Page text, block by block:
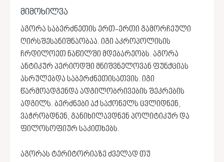
მიმოხილვა
აგორა საბერძნეთის ერთ-ერთი გამორჩეული
ღირსშესანიშნაობაა. იგი აკროპოლისის
ჩრდილოეთ ნაწილში მდებარეობს. აგორა
ანტიკურ პერიოდში მნიშვნელოვან ფუნქციას
ასრულებდა საბერძნეთისათვის. იგი
წარმოადგენდა ადგილობრივების შეკრების
ადგილს. ბერძნები აქ საქონელს ცვლიდნენ,
ვაჭრობდნენ, განიხილავდნენ პოლიტიკურ და
ფილოსოფიურ საკითხებს.
აგორას ტერიტორიაზე ძველად თუ